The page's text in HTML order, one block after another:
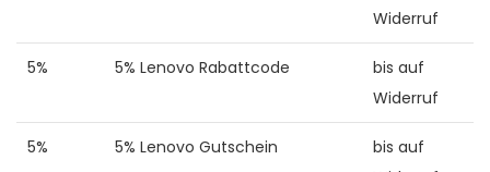
Widerruf
5% 5% Lenovo Rabattcode
bis auf
Widerruf
5% 5% Lenovo Gutschein
bis auf